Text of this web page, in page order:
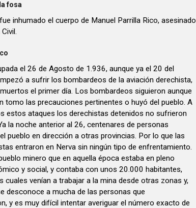
fosa
inhumado el cuerpo de Manuel Parrilla Rico, asesinado
el 26 de Agosto de 1.936, aunque ya el 20 del
a sufrir los bombardeos de la aviación derechista,
el primer día. Los bombardeos siguieron aunque
tomo las precauciones pertinentes o huyó del pueblo. A
estos ataques los derechistas detenidos no sufrieron
la noche anterior al 26, centenares de personas
pueblo en dirección a otras provincias. Por lo que las
entraron en Nerva sin ningún tipo de enfrentamiento.
minero que en aquella época estaba en pleno
y social, y contaba con unos 20.000 habitantes,
cuales venían a trabajar a la mina desde otras zonas y,
desconoce a mucha de las personas que
y es muy difícil intentar averiguar el número exacto de